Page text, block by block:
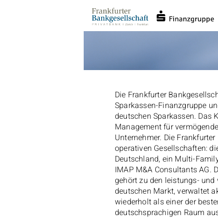
Die Frankfurter
Sparkassen-Finanzgruppe
deutschen Sparkassen. Das
Management für
Unternehmer. Die
operativen Gesellschaften:
Deutschland, ein Multi-
IMAP M&A Consultants AG.
gehört zu den leistungs-
deutschen Markt, verwaltet
wiederholt als einer der
deutschsprachigen Raum